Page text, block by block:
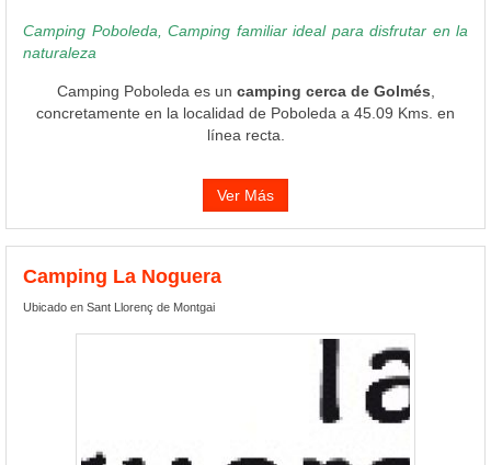
Camping Poboleda, Camping familiar ideal para disfrutar en la
naturaleza
Camping Poboleda es un camping cerca de Golmés
concretamente en la localidad de Poboleda a 45.09 Kms. en
línea recta.
Ver Más
Camping La Noguera
Ubicado en Sant Llorenç de Montgai